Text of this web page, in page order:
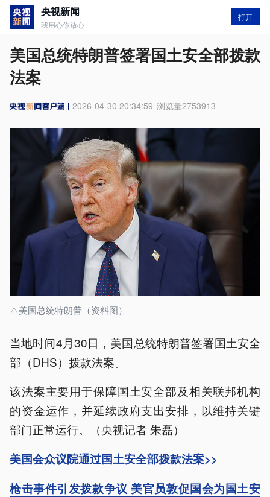
央视新闻
我用心你放心
打开
美国总统特朗普签署国土安全部拨款
法案
2026-04-30 20:34:59 浏览量2753913
△美国总统特朗普（资料图）
当地时间4月30日，美国总统特朗普签署国土安全
部（DHS）拨款法案。
该法案主要用于保障国土安全部及相关联邦机构
的资金运作，并延续政府支出安排，以维持关键
部门正常运行。（央视记者 朱磊）
美国会众议院通过国土安全部拨款法案>>
枪击事件引发拨款争议 美官员敦促国会为国土安